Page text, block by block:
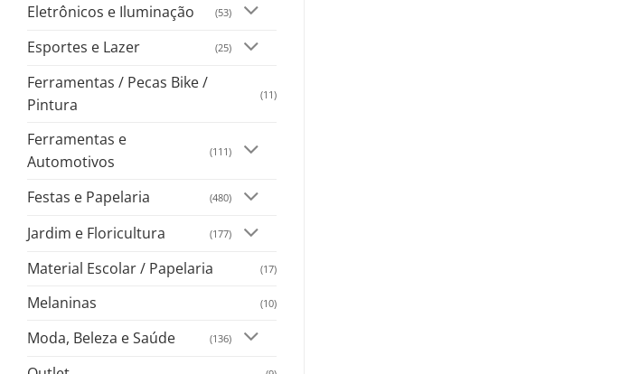
Eletrônicos e Iluminação (53)
Esportes e Lazer (25)
Ferramentas / Pecas Bike /
Pintura
(11)
Ferramentas e
Automotivos
(111)
Festas e Papelaria (480)
Jardim e Floricultura (177)
Material Escolar / Papelaria (17)
Melaninas (10)
Moda, Beleza e Saúde (136)